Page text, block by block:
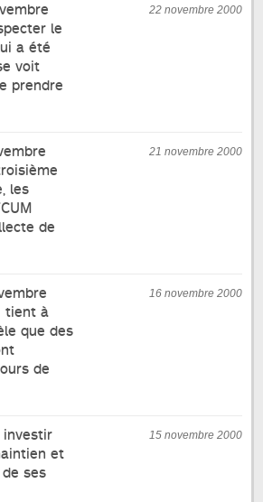
22 novembre 2000
le
a été
voit
prendre
21 novembre 2000
les
de
16 novembre 2000
tient à
que des
de
15 novembre 2000
investir
et
ses